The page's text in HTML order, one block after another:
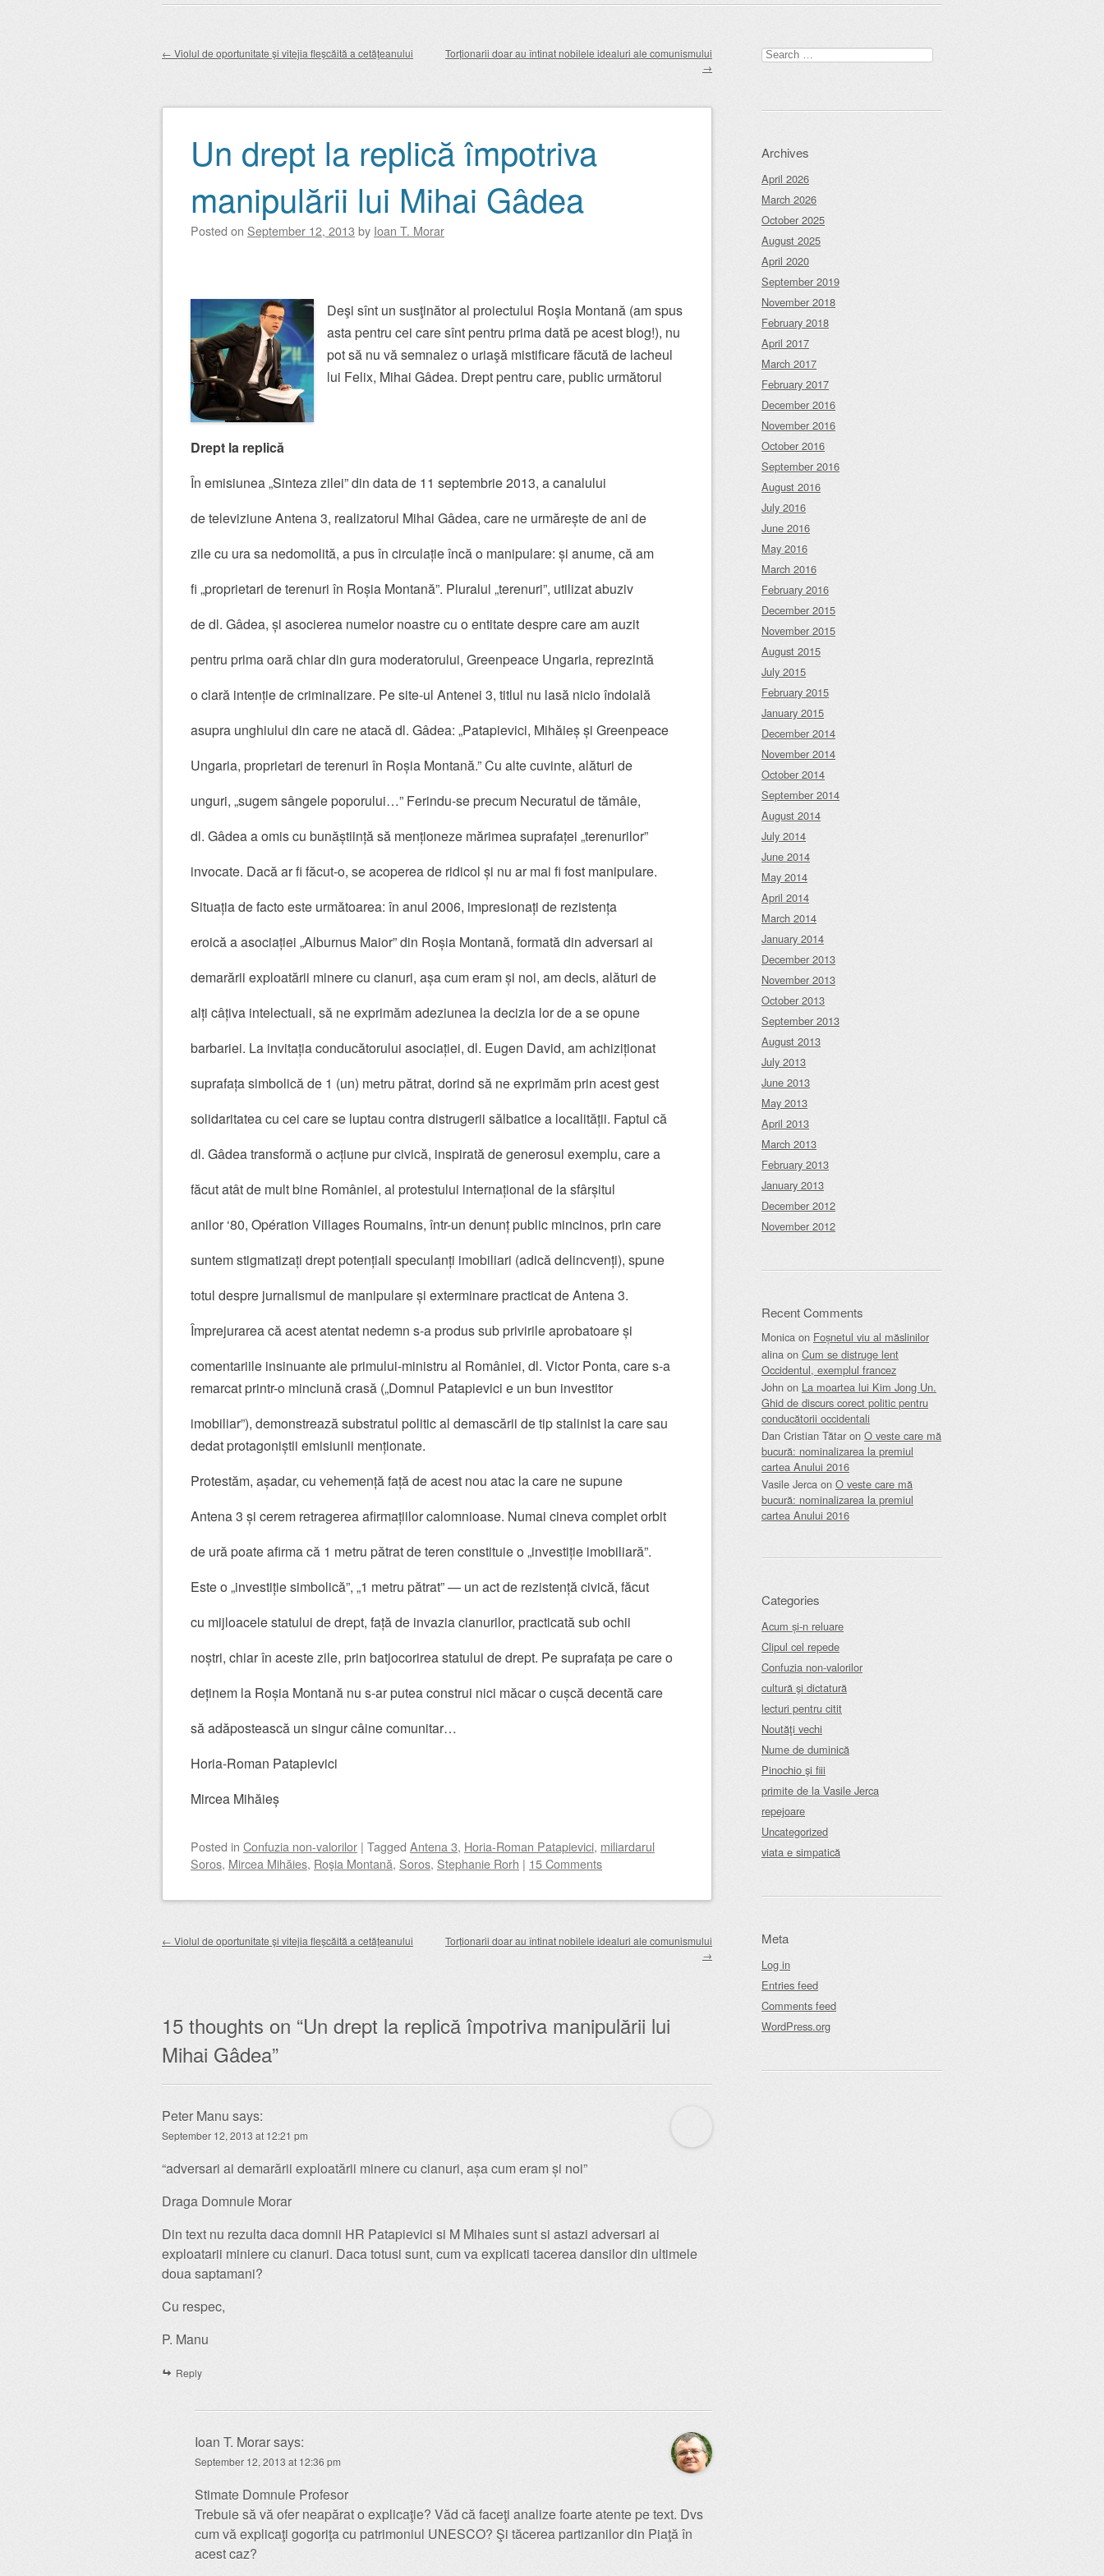
← Violul de oportunitate şi vitejia fleşcăită a cetăţeanului
Torționarii doar au întinat nobilele idealuri ale comunismului
→
Un drept la replică împotriva
manipulării lui Mihai Gâdea
Posted on September 12, 2013 by Ioan T. Morar
Deşi sînt un susţinător al proiectului Roşia Montană (am spus
asta pentru cei care sînt pentru prima dată pe acest blog!), nu
pot să nu vă semnalez o uriaşă mistificare făcută de lacheul
lui Felix, Mihai Gâdea. Drept pentru care, public următorul
Drept la replică
În emisiunea „Sinteza zilei” din data de 11 septembrie 2013, a canalului
de televiziune Antena 3, realizatorul Mihai Gâdea, care ne urmărește de ani de
zile cu ura sa nedomolită, a pus în circulație încă o manipulare: și anume, că am
fi „proprietari de terenuri în Roșia Montană”. Pluralul „terenuri”, utilizat abuziv
de dl. Gâdea, și asocierea numelor noastre cu o entitate despre care am auzit
pentru prima oară chiar din gura moderatorului, Greenpeace Ungaria, reprezintă
o clară intenție de criminalizare. Pe site-ul Antenei 3, titlul nu lasă nicio îndoială
asupra unghiului din care ne atacă dl. Gâdea: „Patapievici, Mihăieș și Greenpeace
Ungaria, proprietari de terenuri în Roșia Montană.” Cu alte cuvinte, alături de
unguri, „sugem sângele poporului…” Ferindu-se precum Necuratul de tămâie,
dl. Gâdea a omis cu bunăștiință să menționeze mărimea suprafaței „terenurilor”
invocate. Dacă ar fi făcut-o, se acoperea de ridicol și nu ar mai fi fost manipulare.
Situația de facto este următoarea: în anul 2006, impresionați de rezistența
eroică a asociației „Alburnus Maior” din Roșia Montană, formată din adversari ai
demarării exploatării minere cu cianuri, așa cum eram și noi, am decis, alături de
alți câțiva intelectuali, să ne exprimăm adeziunea la decizia lor de a se opune
barbariei. La invitația conducătorului asociației, dl. Eugen David, am achiziționat
suprafața simbolică de 1 (un) metru pătrat, dorind să ne exprimăm prin acest gest
solidaritatea cu cei care se luptau contra distrugerii sălbatice a localității. Faptul că
dl. Gâdea transformă o acțiune pur civică, inspirată de generosul exemplu, care a
făcut atât de mult bine României, al protestului internațional de la sfârșitul
anilor ‘80, Opération Villages Roumains, într-un denunț public mincinos, prin care
suntem stigmatizați drept potențiali speculanți imobiliari (adică delincvenți), spune
totul despre jurnalismul de manipulare și exterminare practicat de Antena 3.
Împrejurarea că acest atentat nedemn s-a produs sub privirile aprobatoare și
comentariile insinuante ale primului-ministru al României, dl. Victor Ponta, care s-a
remarcat printr-o minciună crasă („Domnul Patapievici e un bun investitor
imobiliar”), demonstrează substratul politic al demascării de tip stalinist la care sau
dedat protagoniștii emisiunii menționate.
Protestăm, așadar, cu vehemență față de acest nou atac la care ne supune
Antena 3 și cerem retragerea afirmațiilor calomnioase. Numai cineva complet orbit
de ură poate afirma că 1 metru pătrat de teren constituie o „investiție imobiliară”.
Este o „investiție simbolică”, „1 metru pătrat” — un act de rezistență civică, făcut
cu mijloacele statului de drept, față de invazia cianurilor, practicată sub ochii
noștri, chiar în aceste zile, prin batjocorirea statului de drept. Pe suprafața pe care o
deținem la Roșia Montană nu s-ar putea construi nici măcar o cușcă decentă care
să adăpostească un singur câine comunitar…
Horia-Roman Patapievici
Mircea Mihăieș
Posted in Confuzia non-valorilor | Tagged Antena 3, Horia-Roman Patapievici, miliardarul
Soros, Mircea Mihăies, Roşia Montană, Soros, Stephanie Rorh | 15 Comments
Post navigation
← Violul de oportunitate şi vitejia fleşcăită a cetăţeanului
Torționarii doar au întinat nobilele idealuri ale comunismului
→
15 thoughts on “Un drept la replică împotriva manipulării lui
Mihai Gâdea”
Peter Manu says:
September 12, 2013 at 12:21 pm
“adversari ai demarării exploatării minere cu cianuri, așa cum eram și noi”
Draga Domnule Morar
Din text nu rezulta daca domnii HR Patapievici si M Mihaies sunt si astazi adversari ai
exploatarii miniere cu cianuri. Daca totusi sunt, cum va explicati tacerea dansilor din ultimele
doua saptamani?
Cu respec,
P. Manu
Reply
Ioan T. Morarsays:
September 12, 2013 at 12:36 pm
Stimate Domnule Profesor
Trebuie să vă ofer neapărat o explicaţie? Văd că faceţi analize foarte atente pe text. Dvs
cum vă explicaţi gogoriţa cu patrimoniul UNESCO? Şi tăcerea partizanilor din Piaţă în
acest caz?
Search
for:
Archives
April 2026
March 2026
October 2025
August 2025
April 2020
September 2019
November 2018
February 2018
April 2017
March 2017
February 2017
December 2016
November 2016
October 2016
September 2016
August 2016
July 2016
June 2016
May 2016
March 2016
February 2016
December 2015
November 2015
August 2015
July 2015
February 2015
January 2015
December 2014
November 2014
October 2014
September 2014
August 2014
July 2014
June 2014
May 2014
April 2014
March 2014
January 2014
December 2013
November 2013
October 2013
September 2013
August 2013
July 2013
June 2013
May 2013
April 2013
March 2013
February 2013
January 2013
December 2012
November 2012
Recent Comments
Monica on Foșnetul viu al măslinilor
alina on Cum se distruge lent
Occidentul, exemplul francez
John on La moartea lui Kim Jong Un.
Ghid de discurs corect politic pentru
conducătorii occidentali
Dan Cristian Tătar on O veste care mă
bucură: nominalizarea la premiul
cartea Anului 2016
Vasile Jerca on O veste care mă
bucură: nominalizarea la premiul
cartea Anului 2016
Categories
Acum și-n reluare
Clipul cel repede
Confuzia non-valorilor
cultură şi dictatură
lecturi pentru citit
Noutăţi vechi
Nume de duminică
Pinochio şi fiii
primite de la Vasile Jerca
repejoare
Uncategorized
viata e simpatică
Meta
Log in
Entries feed
Comments feed
WordPress.org